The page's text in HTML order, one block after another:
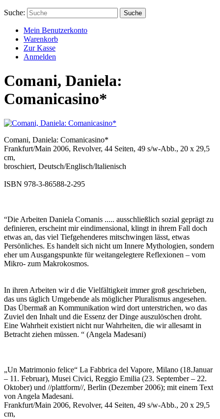
Suche: Suche
Mein Benutzerkonto
Warenkorb
Zur Kasse
Anmelden
Comani, Daniela:
Comanicasino*
Comani, Daniela: Comanicasino*
Frankfurt/Main 2006, Revolver, 44 Seiten, 49 s/w-Abb., 20 x 29,5
cm,
broschiert, Deutsch/Englisch/Italienisch
ISBN 978-3-86588-2-295
“Die Arbeiten Daniela Comanis ..... ausschließlich sozial geprägt zu
definieren, erscheint mir eindimensional, klingt in ihrem Fall doch
etwas an, das viel Tiefgehenderes mitschwingen lässt, etwas
Persönliches. Es handelt sich nicht um Innere Mythologien, sondern
eher um Ausgangspunkte für weitangelegtere Reflexionen – vom
Mikro- zum Makrokosmos.
In ihren Arbeiten wir d die Vielfältigkeit immer groß geschrieben,
das uns täglich Umgebende als möglicher Pluralismus angesehen.
Das Übermaß an Kommunikation wird dort unterstrichen, wo das
Zuviel den Inhalt und die Essenz der Dinge auszulöschen droht.
Eine Wahrheit existiert nicht nur Wahrheiten, die wir allesamt in
Betracht ziehen müssen. “ (Angela Madesani)
„Un Matrimonio felice“ La Fabbrica del Vapore, Milano (18.Januar
– 11. Februar), Musei Civici, Reggio Emilia (23. September – 22.
Oktober) und //plattform//, Berlin (Dezember 2006); mit einem Text
von Angela Madesani.
Frankfurt/Main 2006, Revolver, 44 Seiten, 49 s/w-Abb., 20 x 29,5
cm,